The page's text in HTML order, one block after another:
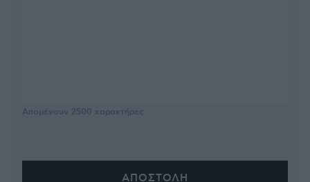
Απομένουν 2500 χαρακτήρες